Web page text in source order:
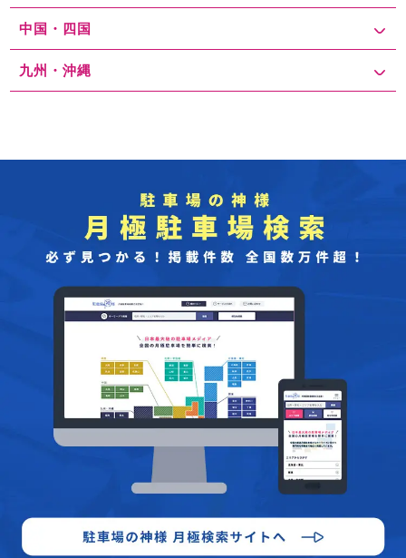
すぐに満車になってしまうことがあるため、早朝に到着し、駐車場
を確保することをおすすめします。さらに、周辺にはコインパーキ
ングや少し歩いた場所にある公共駐車場も利用できるため、駐車場
の種類や空き状況をあらかじめ把握しておくと、よりスムーズに駐
要です。また、駐車場料金や空き状況をリアルタイムで確認できる
中国・四国
九州・沖縄